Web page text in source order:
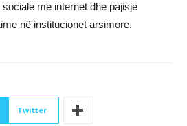
me internet dhe pajisje
në institucionet arsimore.
Twitter